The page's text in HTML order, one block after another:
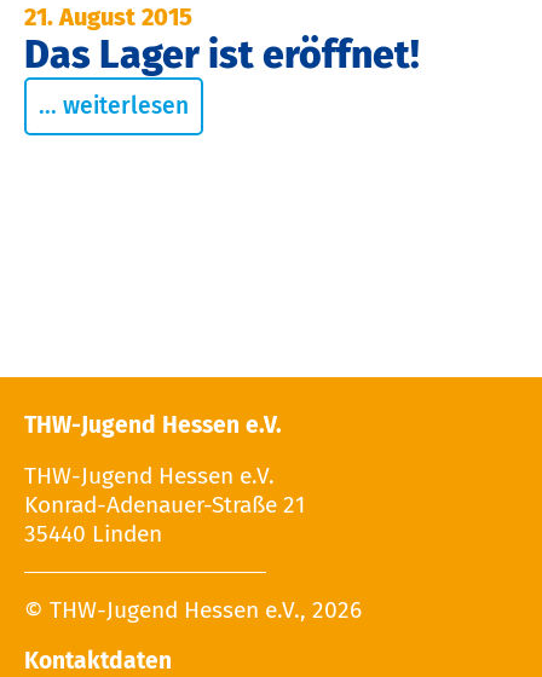
21. August 2015
Das Lager ist eröffnet!
... weiterlesen
THW-Jugend Hessen e.V.
THW-Jugend Hessen e.V.
Konrad-Adenauer-Straße 21
35440 Linden
© THW-Jugend Hessen e.V., 2026
Kontaktdaten